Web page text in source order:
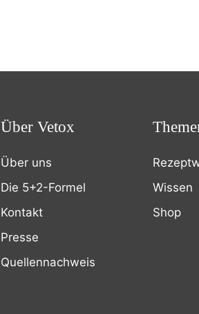
Über Vetox
Über uns
Die 5+2-Formel
Kontakt
Presse
Quellennachweis
Wissen
Shop